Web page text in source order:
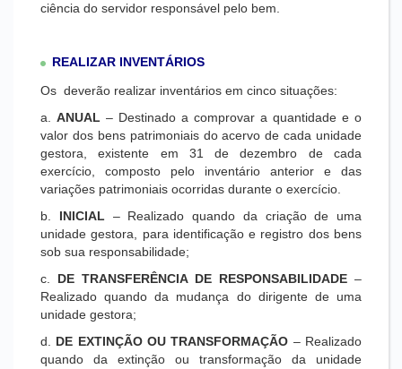
ciência do servidor responsável pelo bem.
REALIZAR INVENTÁRIOS
Os deverão realizar inventários em cinco situações:
a. ANUAL – Destinado a comprovar a quantidade e o
valor dos bens patrimoniais do acervo de cada unidade
gestora, existente em 31 de dezembro de cada
exercício, composto pelo inventário anterior e das
variações patrimoniais ocorridas durante o exercício.
b. INICIAL – Realizado quando da criação de uma
unidade gestora, para identificação e registro dos bens
sob sua responsabilidade;
c. DE TRANSFERÊNCIA DE RESPONSABILIDADE –
Realizado quando da mudança do dirigente de uma
unidade gestora;
d. DE EXTINÇÃO OU TRANSFORMAÇÃO – Realizado
quando da extinção ou transformação da unidade